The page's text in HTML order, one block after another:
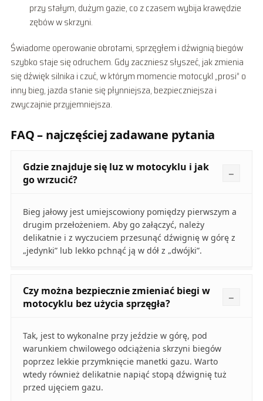
przy stałym, dużym gazie, co z czasem wybija krawędzie
zębów w skrzyni.
Świadome operowanie obrotami, sprzęgłem i dźwignią biegów
szybko staje się odruchem. Gdy zaczniesz słyszeć, jak zmienia
się dźwięk silnika i czuć, w którym momencie motocykl „prosi” o
inny bieg, jazda stanie się płynniejsza, bezpieczniejsza i
zwyczajnie przyjemniejsza.
FAQ – najczęściej zadawane pytania
Gdzie znajduje się luz w motocyklu i jak
go wrzucić?
Bieg jałowy jest umiejscowiony pomiędzy pierwszym a
drugim przełożeniem. Aby go załączyć, należy
delikatnie i z wyczuciem przesunąć dźwignię w górę z
„jedynki” lub lekko pchnąć ją w dół z „dwójki”.
Czy można bezpiecznie zmieniać biegi w
motocyklu bez użycia sprzęgła?
Tak, jest to wykonalne przy jeździe w górę, pod
warunkiem chwilowego odciążenia skrzyni biegów
poprzez lekkie przymknięcie manetki gazu. Warto
wtedy również delikatnie napiąć stopą dźwignię tuż
przed ujęciem gazu.